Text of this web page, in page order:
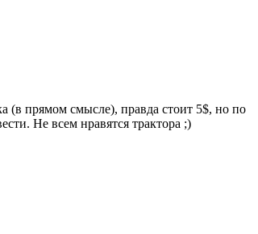
(в прямом смысле), правда стоит 5$, но по
Не всем нравятся трактора ;)